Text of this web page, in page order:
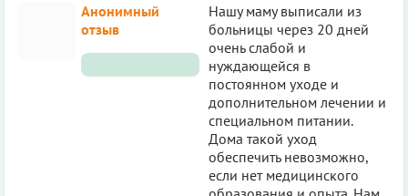
Анонимный
отзыв
Нашу маму выписали из
больницы через 20 дней
очень слабой и
нуждающейся в
постоянном уходе и
дополнительном лечении и
специальном питании.
Дома такой уход
обеспечить невозможно,
если нет медицинского